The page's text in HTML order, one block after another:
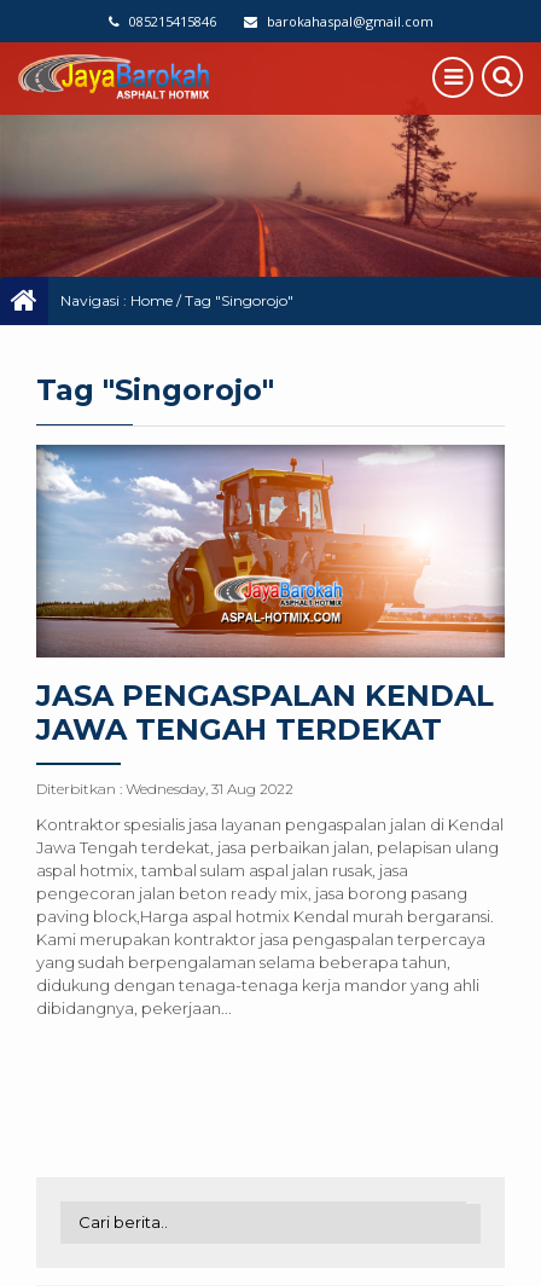
085215415846 barokahaspal@gmail.com
Navigasi : Home /Tag "Singorojo"
Tag "Singorojo"
JASA PENGASPALAN KENDAL
JAWA TENGAH TERDEKAT
Diterbitkan : Wednesday, 31 Aug 2022
Kontraktor spesialis jasa layanan pengaspalan jalan di Kendal
Jawa Tengah terdekat, jasa perbaikan jalan, pelapisan ulang
aspal hotmix, tambal sulam aspal jalan rusak, jasa
pengecoran jalan beton ready mix, jasa borong pasang
paving block,Harga aspal hotmix Kendal murah bergaransi.
Kami merupakan kontraktor jasa pengaspalan terpercaya
yang sudah berpengalaman selama beberapa tahun,
didukung dengan tenaga-tenaga kerja mandor yang ahli
dibidangnya, pekerjaan...